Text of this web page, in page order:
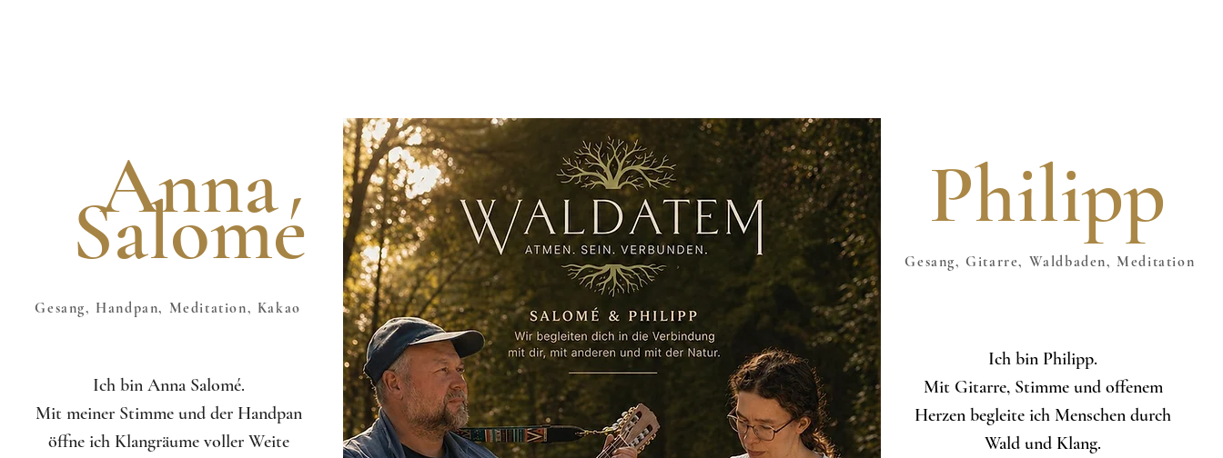
Anna
Salomé
Gesang, Handpan, Meditation, Kakao
Ich bin Anna Salomé.
Mit meiner Stimme und der Handpan
öffne ich Klangräume voller Weite
Philipp
Gesang, Gitarre, Waldbaden, Meditation
Ich bin Philipp.
Mit Gitarre, Stimme und offenem
Herzen begleite ich Menschen durch
Wald und Klang.